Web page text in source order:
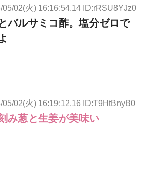
05/02(火) 16:16:54.14 ID:rRSU8YJz0
バルサミコ酢。塩分ゼロで
05/02(火) 16:19:12.16 ID:T9HtBnyB0
み葱と生姜が美味い